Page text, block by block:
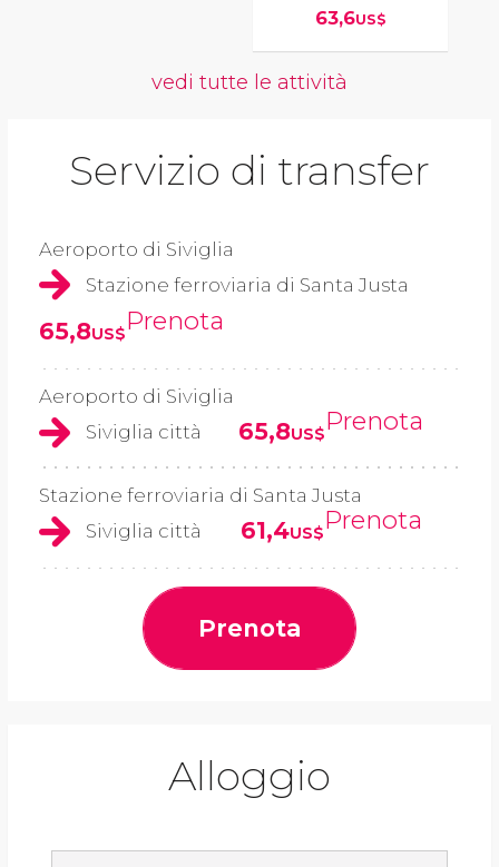
63,6US$
vedi tutte le attività
Servizio di transfer
Aeroporto di Siviglia
Stazione ferroviaria di Santa Justa
65,8US$Prenota
Aeroporto di Siviglia
Siviglia città
65,8US$Prenota
Stazione ferroviaria di Santa Justa
Siviglia città
61,4US$Prenota
Prenota
Alloggio